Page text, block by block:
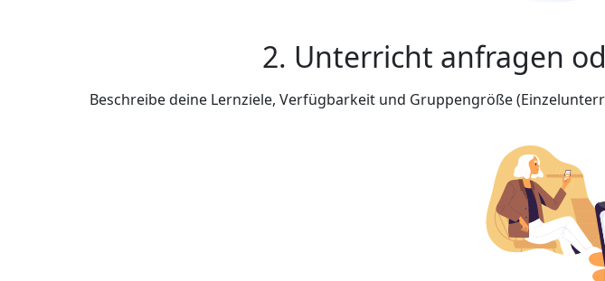
2. Unterricht anfragen
Beschreibe deine Lernziele, Verfügbarkeit und Gruppengröße